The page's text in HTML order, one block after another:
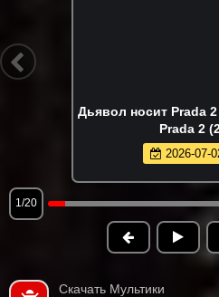
Дьявол носит Prada
Prada 2
2026-07-
1/20
Скачать Мультики